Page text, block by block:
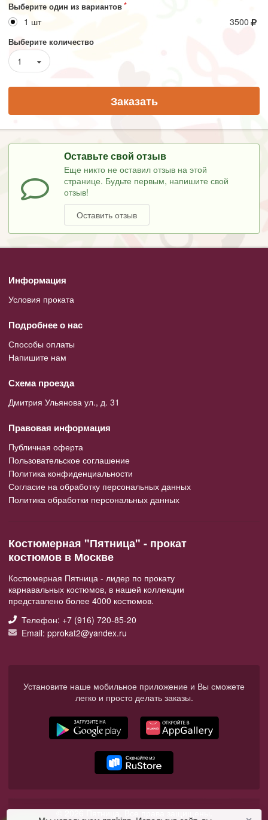
Выберите один из вариантов
1 шт 3500
Выберите количество
1
Заказать
Оставьте свой отзыв
Еще никто не оставил отзыв на этой
странице. Будьте первым, напишите свой
отзыв!
Оставить отзыв
Информация
Условия проката
Подробнее о нас
Способы оплаты
Напишите нам
Схема проезда
Дмитрия Ульянова ул., д. 31
Правовая информация
Публичная оферта
Пользовательское соглашение
Политика конфиденциальности
Согласие на обработку персональных данных
Политика обработки персональных данных
Костюмерная "Пятница" - прокат
костюмов в Москве
Костюмерная Пятница - лидер по прокату
карнавальных костюмов, в нашей коллекции
представлено более 4000 костюмов.
Телефон: +7 (916) 720-85-20
Email: pprokat2@yandex.ru
Установите наше мобильное приложение и Вы сможете
легко и просто делать заказы.
© 2026 Пятница. Все права защищены.